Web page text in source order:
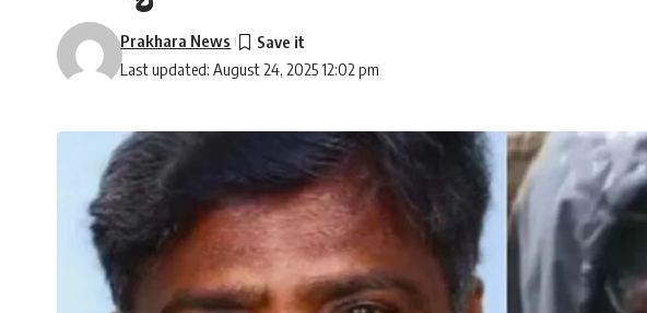
Last updated: August 24, 2025 12:02 pm
Prakhara News